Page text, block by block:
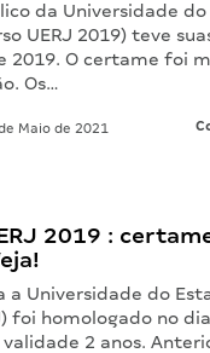
da Universidade
UERJ 2019) teve
2019. O certame foi
Os…
Maio de 2021
2019 :
a Universidade do
foi homologado no
2 anos.